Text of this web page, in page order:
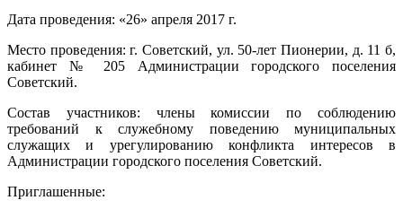
Дата проведения: «26» апреля 2017 г.
Место проведения: г. Советский, ул. 50-лет Пионерии, д. 11 б,
кабинет № 205 Администрации городского поселения
Советский.
Состав участников: члены комиссии по соблюдению
требований к служебному поведению муниципальных
служащих и урегулированию конфликта интересов в
Администрации городского поселения Советский.
Приглашенные: